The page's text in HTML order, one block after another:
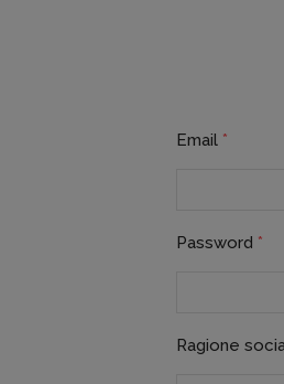
Email *
Password *
Ragione